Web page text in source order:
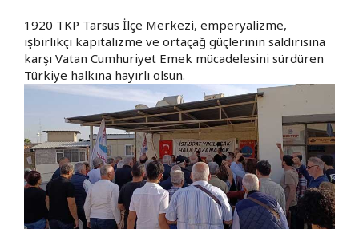
1920 TKP Tarsus İlçe Merkezi, emperyalizme,
işbirlikçi kapitalizme ve ortaçağ güçlerinin saldırısına
karşı Vatan Cumhuriyet Emek mücadelesini sürdüren
Türkiye halkına hayırlı olsun.